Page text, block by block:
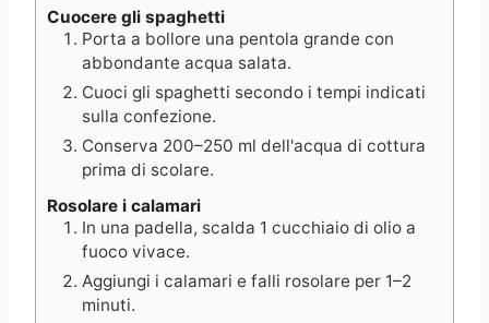
Cuocere gli spaghetti
Porta a bollore una pentola grande con
abbondante acqua salata.
Cuoci gli spaghetti secondo i tempi indicati
sulla confezione.
Conserva 200–250 ml dell'acqua di cottura
prima di scolare.
Rosolare i calamari
In una padella, scalda 1 cucchiaio di olio a
fuoco vivace.
Aggiungi i calamari e falli rosolare per 1–2
minuti.